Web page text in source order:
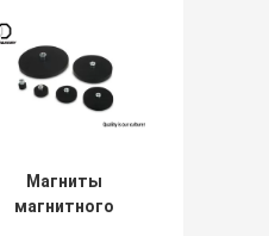
Магниты
магнитного